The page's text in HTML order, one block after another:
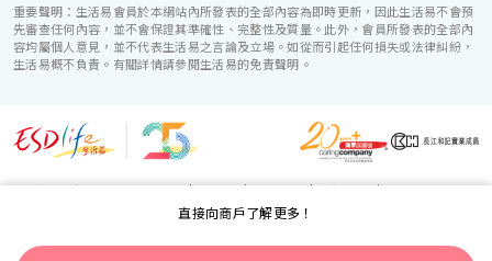
直接向商戶了解更多！
重要聲明：生活易會員於本網站內所發表的全部內容為即時更新，因此生活易不會預
先審查任何內容，並不會保證其準確性、完整性及質量。此外，會員所發表的全部內
容均屬個人意見，並不代表生活易之言論及立場。如從而引起任何損失或法律糾紛，
生活易概不負責。有關詳情請參閱生活易的免責聲明。
生活易服務範圍 ：電子商貿|IT 方案|廣告宣傳|新婚導航|